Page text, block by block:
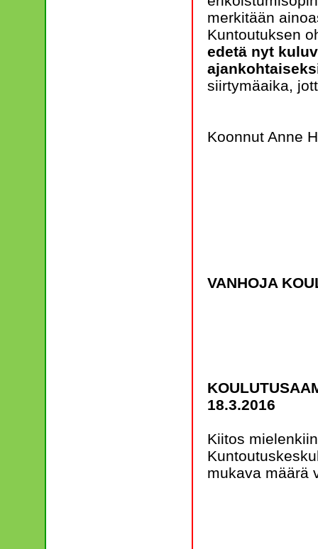
merkitään
Kuntoutuksen
edetä nyt
siirtymäaika,
Koonnut Anne
VANHOJA
18.3.2016
Kiitos
mukava määrä